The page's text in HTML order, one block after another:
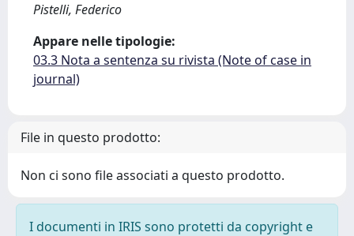
Pistelli, Federico
Appare nelle tipologie:
03.3 Nota a sentenza su rivista (Note of case in
journal)
File in questo prodotto:
Non ci sono file associati a questo prodotto.
I documenti in IRIS sono protetti da copyright e